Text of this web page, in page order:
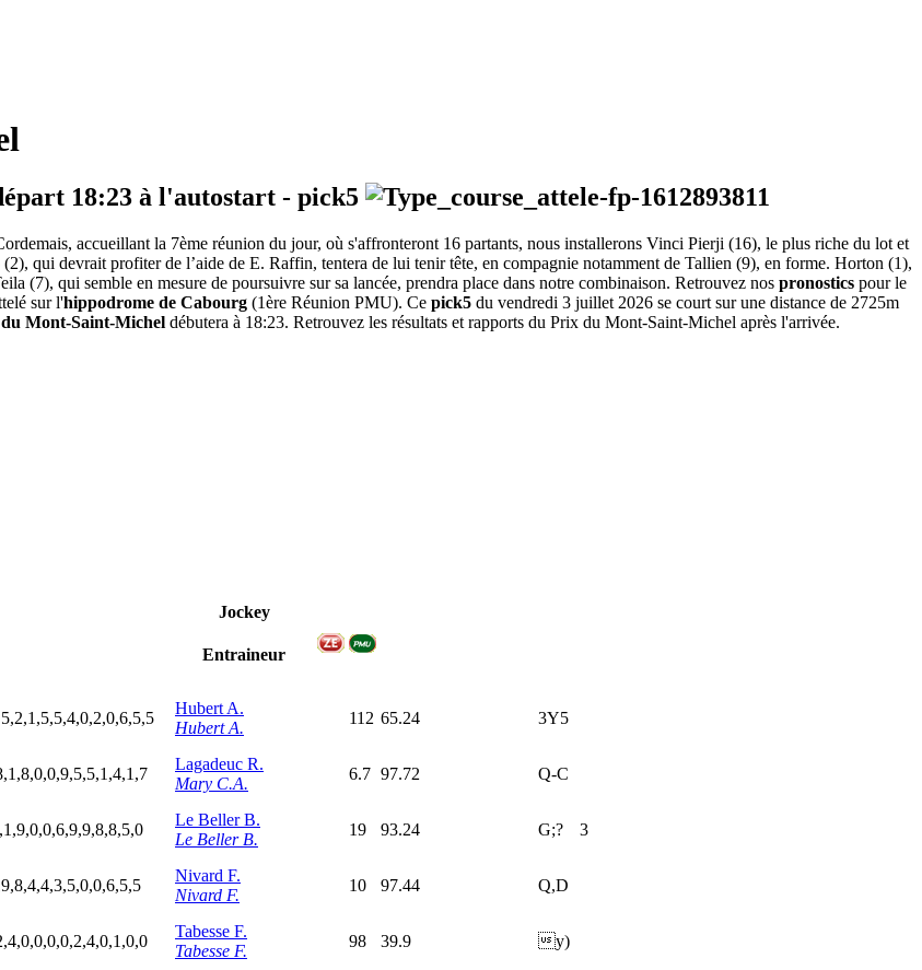
18:23 à l'autostart - pick5
accueillant la 7ème réunion du jour, où s'affronteront 16 partants, nous installerons Vinci Pierji (16), le plus riche du lot et
qui devrait profiter de l’aide de E. Raffin, tentera de lui tenir tête, en compagnie notamment de Tallien (9), en forme. Horton (1),
(7), qui semble en mesure de poursuivre sur sa lancée, prendra place dans notre combinaison. Retrouvez nos pronostics pour le
sur l'hippodrome de Cabourg (1ère Réunion PMU). Ce pick5 du vendredi 3 juillet 2026 se court sur une distance de 2725m
Mont-Saint-Michel débutera à 18:23. Retrouvez les résultats et rapports du Prix du Mont-Saint-Michel après l'arrivée.
Jockey
Entraineur
5,2,1,5,5,4,0,2,0,6,5,5
Hubert A.
Hubert A.
112 65.24 3Y5
Lagadeuc R.
Mary C.A.
6.7 97.72 Q-C
Le Beller B.
Le Beller B.
19 93.24 G;? 3
Nivard F.
Nivard F.
10 97.44 Q,D
Tabesse F.
Tabesse F.
98 39.9 y)